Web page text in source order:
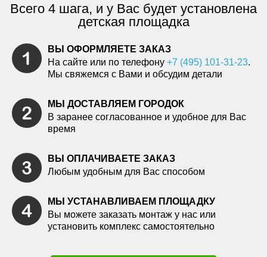
Всего 4 шага, и у Вас будет установлена
детская площадка
ВЫ ОФОРМЛЯЕТЕ ЗАКАЗ
На сайте или по телефону +7 (495) 101-31-23.
Мы свяжемся с Вами и обсудим детали
МЫ ДОСТАВЛЯЕМ ГОРОДОК
В заранее согласованное и удобное для Вас
время
ВЫ ОПЛАЧИВАЕТЕ ЗАКАЗ
Любым удобным для Вас способом
МЫ УСТАНАВЛИВАЕМ ПЛОЩАДКУ
Вы можете заказать монтаж у нас или
установить комплекс самостоятельно